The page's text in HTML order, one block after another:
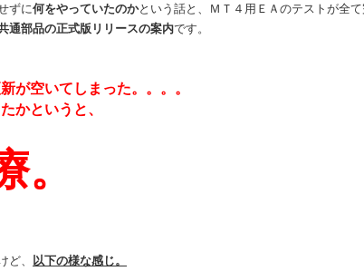
ずに何をやっていたのかという話と、ＭＴ４用ＥＡのテストが全て
通部品の正式版リリースの案内です。
が空いてしまった。。。。
かというと、
。
ど、 以下の様な感じ。